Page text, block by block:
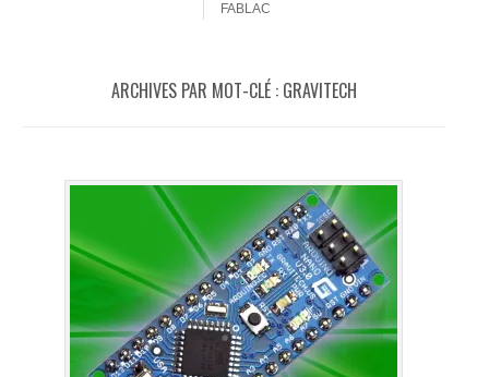
FABLAC
ARCHIVES PAR MOT-CLÉ : GRAVITECH